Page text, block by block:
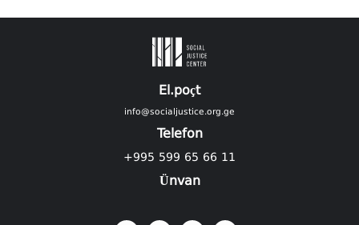
El.poçt
info@socialjustice.org.ge
Telefon
+995 599 65 66 11
Ünvan